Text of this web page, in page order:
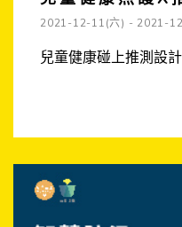
2021-12-11(六) - 2021-
兒童健康碰上推測設